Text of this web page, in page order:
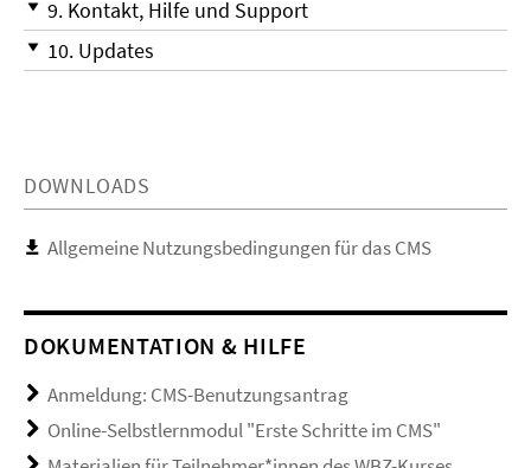
9. Kontakt, Hilfe und Support
10. Updates
DOWNLOADS
Allgemeine Nutzungsbedingungen für das CMS
DOKUMENTATION & HILFE
Anmeldung: CMS-Benutzungsantrag
Online-Selbstlernmodul "Erste Schritte im CMS"